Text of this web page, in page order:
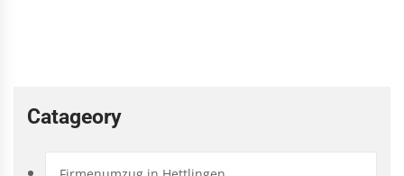
Catageory